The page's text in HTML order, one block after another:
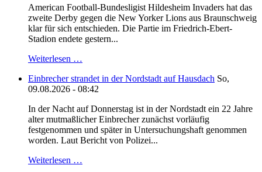
American Football-Bundesligist Hildesheim Invaders hat das
zweite Derby gegen die New Yorker Lions aus Braunschweig
klar für sich entschieden. Die Partie im Friedrich-Ebert-
Stadion endete gestern...
Weiterlesen …
Einbrecher strandet in der Nordstadt auf Hausdach So,
09.08.2026 - 08:42
In der Nacht auf Donnerstag ist in der Nordstadt ein 22 Jahre
alter mutmaßlicher Einbrecher zunächst vorläufig
festgenommen und später in Untersuchungshaft genommen
worden. Laut Bericht von Polizei...
Weiterlesen …